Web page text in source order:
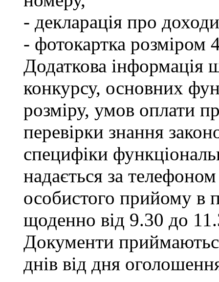
- декларація про
- фотокартка розміром
Додаткова інформація
конкурсу, основних
розміру, умов оплати
перевірки знання
специфіки
надається за
особистого прийому в
щоденно від 9.30 до
Документи
днів від дня